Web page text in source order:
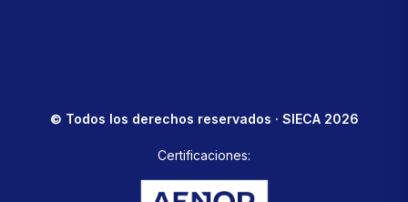
© Todos los derechos reservados · SIECA 2026
Certificaciones: